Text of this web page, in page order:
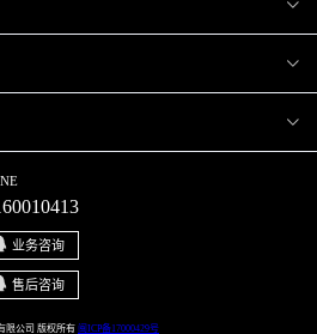
业务咨询
售后咨询
限公司 版权所有 闽ICP备17000429号